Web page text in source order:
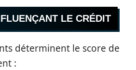
LE CRÉDIT
déterminent le score de
: